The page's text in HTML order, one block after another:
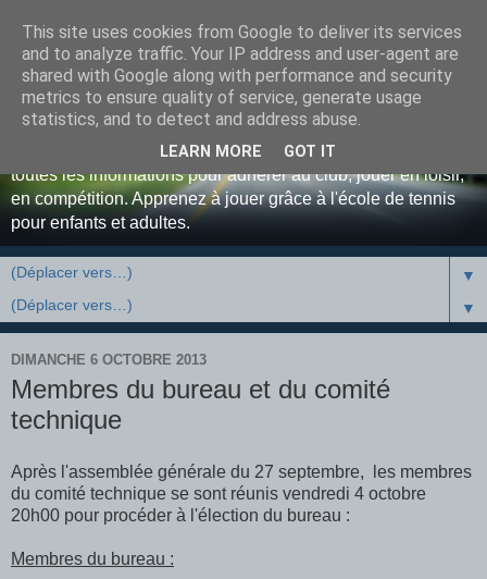
Bienvenue au Tennis Club
Luxovien ...
Site officiel du Tennis Club de Luxeuil-les-Bains. Retrouvez
toutes les informations pour adhérer au club, jouer en loisir,
en compétition. Apprenez à jouer grâce à l'école de tennis
pour enfants et adultes.
▼
▼
DIMANCHE 6 OCTOBRE 2013
Membres du bureau et du comité
technique
Après l'assemblée générale du 27 septembre, les membres
du comité technique se sont réunis vendredi 4 octobre
20h00 pour procéder à l'élection du bureau :
Membres du bureau :
This site uses cookies from Google to deliver its services
and to analyze traffic. Your IP address and user-agent are
shared with Google along with performance and security
metrics to ensure quality of service, generate usage
statistics, and to detect and address abuse.
LEARN MORE GOT IT